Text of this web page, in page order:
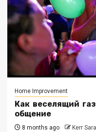
Home Improvement
Как веселящий
общение
8 months ago Kerr